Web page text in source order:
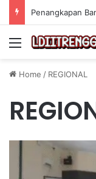
Menu
Home / REGIONAL